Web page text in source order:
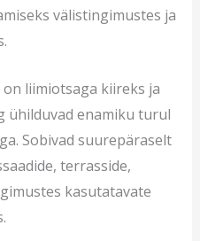
välistingimustes ja
liimiotsaga kiireks ja
ühilduvad enamiku turul
Sobivad suurepäraselt
terrasside,
kasutatavate